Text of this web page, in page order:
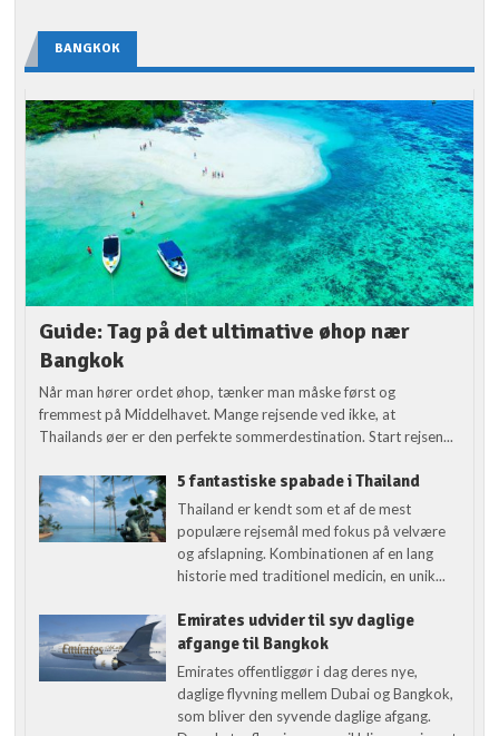
BANGKOK
Guide: Tag på det ultimative øhop nær
Bangkok
Når man hører ordet øhop, tænker man måske først og
fremmest på Middelhavet. Mange rejsende ved ikke, at
Thailands øer er den perfekte sommerdestination. Start rejsen...
5 fantastiske spabade i Thailand
Thailand er kendt som et af de mest
populære rejsemål med fokus på velvære
og afslapning. Kombinationen af en lang
historie med traditionel medicin, en unik...
Emirates udvider til syv daglige
afgange til Bangkok
Emirates offentliggør i dag deres nye,
daglige flyvning mellem Dubai og Bangkok,
som bliver den syvende daglige afgang.